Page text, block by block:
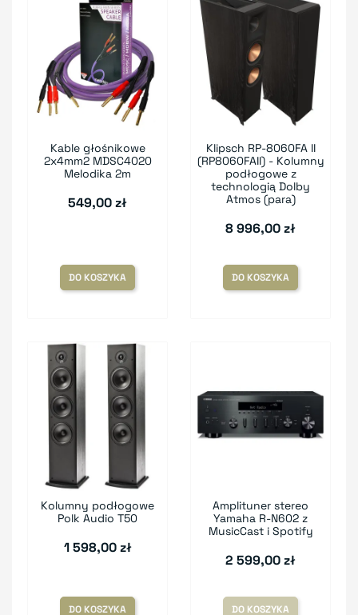
Kable głośnikowe
2x4mm2 MDSC4020
Melodika 2m
549,00 zł
DO KOSZYKA
Klipsch RP-8060FA II
(RP8060FAII) - Kolumny
podłogowe z
technologią Dolby
Atmos (para)
8 996,00 zł
DO KOSZYKA
Kolumny podłogowe
Polk Audio T50
1 598,00 zł
DO KOSZYKA
Amplituner stereo
Yamaha R-N602 z
MusicCast i Spotify
2 599,00 zł
DO KOSZYKA